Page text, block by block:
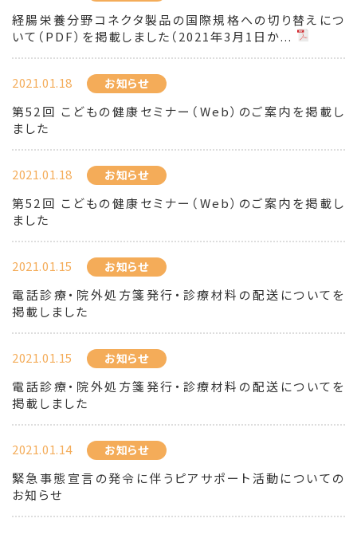
経腸栄養分野コネクタ製品の国際規格への切り替えにつ
いて（PDF）を掲載しました（2021年3月1日か...
2021.01.18 お知らせ
第52回 こどもの健康セミナー（Web）のご案内を掲載し
ました
2021.01.18 お知らせ
第52回 こどもの健康セミナー（Web）のご案内を掲載し
ました
2021.01.15 お知らせ
電話診療・院外処方箋発行・診療材料の配送についてを
掲載しました
2021.01.15 お知らせ
電話診療・院外処方箋発行・診療材料の配送についてを
掲載しました
2021.01.14 お知らせ
緊急事態宣言の発令に伴うピアサポート活動についての
お知らせ